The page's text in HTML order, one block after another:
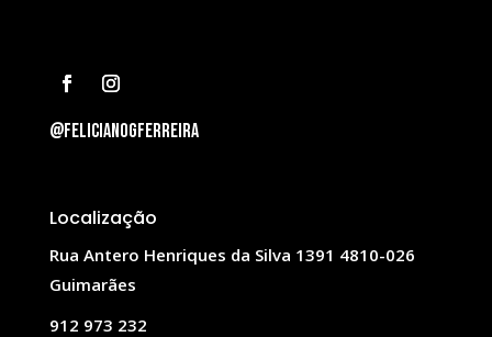
@felicianogferreira
Localização
Rua Antero Henriques da Silva 1391 4810-026
Guimarães
912 973 232